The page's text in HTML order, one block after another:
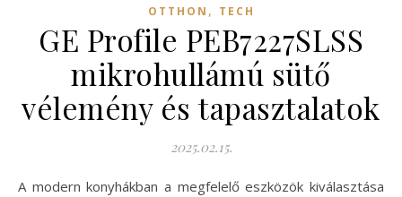
OTTHON , TECH
GE Profile PEB7227SLSS
mikrohullámú sütő
vélemény és tapasztalatok
2025.02.15.
A modern konyhákban a megfelelő eszközök kiválasztása